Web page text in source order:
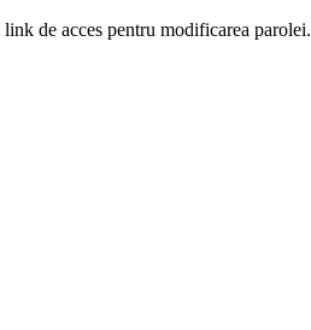
de acces pentru modificarea parolei.